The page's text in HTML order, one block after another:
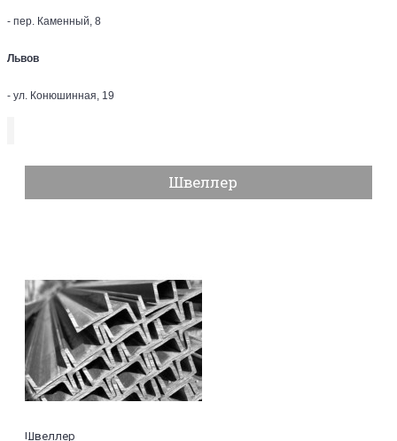
- пер. Каменный, 8
Львов
- ул. Конюшинная, 19
Швеллер
Швеллер